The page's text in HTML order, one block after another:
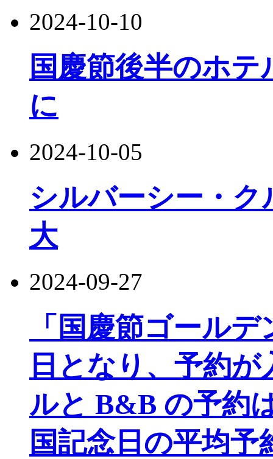
2024-10-10
国慶節後半のホ
に
2024-10-05
シルバーシー・
大
2024-09-27
「国慶節ゴール
日となり、予約
ルと B&B の予約
国記念日の平均